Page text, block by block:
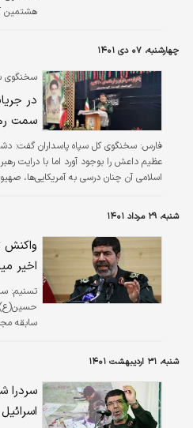
هشتمین
چهارشنبه، ۰۷ دی ۱۴۰۱
سخنگوی
در
سمت
فارس: سخنگوی کل سپاه پاسداران گفت:
عظیم داعش را بوجود آورد اما با درایت
اسلامی آن چنان درسی به آمریکایی‌ها،
دیپلماسی و همه ابزار امروزی تامین
کرده است.
شنبه، ۲۹ مرداد ۱۴۰۱
واکنش
اخیر
تسنیم:
سابقه
شنبه، ۳۱ اردیبهشت ۱۴۰۱
سردرا